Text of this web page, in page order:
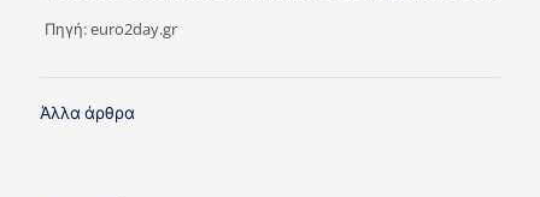
Πηγή: euro2day.gr
Άλλα άρθρα